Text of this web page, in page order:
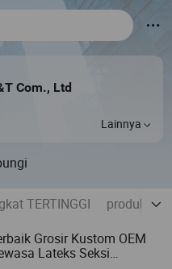
Com., Ltd
Lainnya
TERTINGGI
produk sx
Grosir Kustom OEM
Lateks Seksi